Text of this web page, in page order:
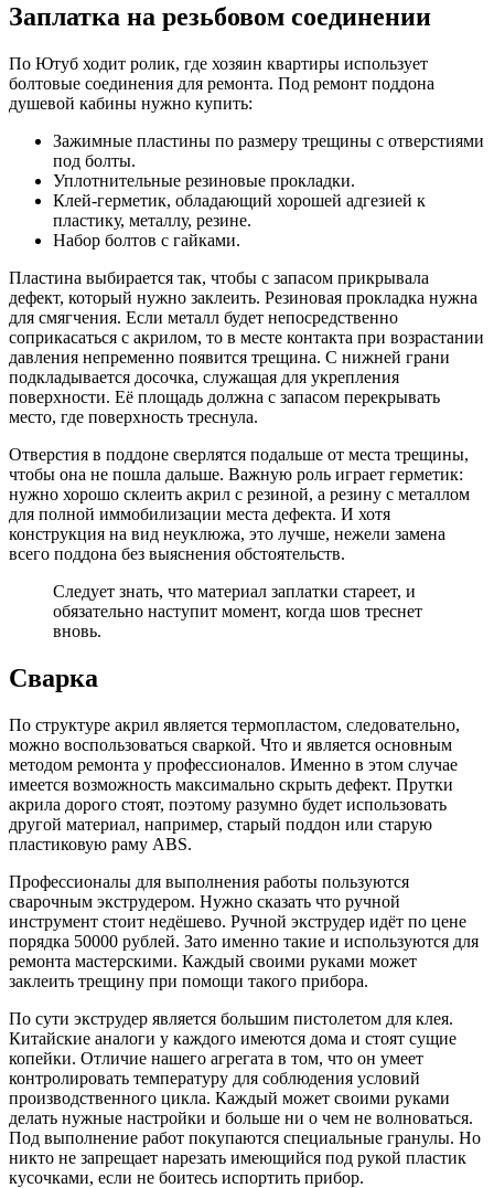
Заплатка на резьбовом соединении
По Ютуб ходит ролик, где хозяин квартиры использует
болтовые соединения для ремонта. Под ремонт поддона
душевой кабины нужно купить:
Зажимные пластины по размеру трещины с отверстиями
под болты.
Уплотнительные резиновые прокладки.
Клей-герметик, обладающий хорошей адгезией к
пластику, металлу, резине.
Набор болтов с гайками.
Пластина выбирается так, чтобы с запасом прикрывала
дефект, который нужно заклеить. Резиновая прокладка нужна
для смягчения. Если металл будет непосредственно
соприкасаться с акрилом, то в месте контакта при возрастании
давления непременно появится трещина. С нижней грани
подкладывается досочка, служащая для укрепления
поверхности. Её площадь должна с запасом перекрывать
место, где поверхность треснула.
Отверстия в поддоне сверлятся подальше от места трещины,
чтобы она не пошла дальше. Важную роль играет герметик:
нужно хорошо склеить акрил с резиной, а резину с металлом
для полной иммобилизации места дефекта. И хотя
конструкция на вид неуклюжа, это лучше, нежели замена
всего поддона без выяснения обстоятельств.
Следует знать, что материал заплатки стареет, и
обязательно наступит момент, когда шов треснет
вновь.
Сварка
По структуре акрил является термопластом, следовательно,
можно воспользоваться сваркой. Что и является основным
методом ремонта у профессионалов. Именно в этом случае
имеется возможность максимально скрыть дефект. Прутки
акрила дорого стоят, поэтому разумно будет использовать
другой материал, например, старый поддон или старую
пластиковую раму ABS.
Профессионалы для выполнения работы пользуются
сварочным экструдером. Нужно сказать что ручной
инструмент стоит недёшево. Ручной экструдер идёт по цене
порядка 50000 рублей. Зато именно такие и используются для
ремонта мастерскими. Каждый своими руками может
заклеить трещину при помощи такого прибора.
По сути экструдер является большим пистолетом для клея.
Китайские аналоги у каждого имеются дома и стоят сущие
копейки. Отличие нашего агрегата в том, что он умеет
контролировать температуру для соблюдения условий
производственного цикла. Каждый может своими руками
делать нужные настройки и больше ни о чем не волноваться.
Под выполнение работ покупаются специальные гранулы. Но
никто не запрещает нарезать имеющийся под рукой пластик
кусочками, если не боитесь испортить прибор.